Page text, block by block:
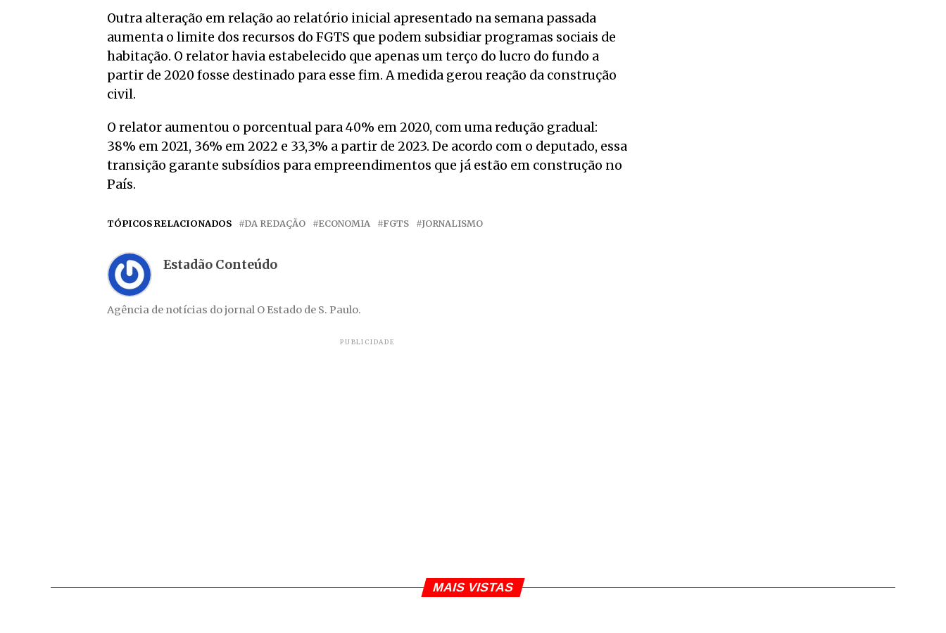
Outra alteração em relação ao relatório inicial apresentado na semana passada
aumenta o limite dos recursos do FGTS que podem subsidiar programas sociais de
habitação. O relator havia estabelecido que apenas um terço do lucro do fundo a
partir de 2020 fosse destinado para esse fim. A medida gerou reação da construção
civil.
O relator aumentou o porcentual para 40% em 2020, com uma redução gradual:
38% em 2021, 36% em 2022 e 33,3% a partir de 2023. De acordo com o deputado, essa
transição garante subsídios para empreendimentos que já estão em construção no
País.
TÓPICOS RELACIONADOS DA REDAÇÃO ECONOMIA FGTS JORNALISMO
Estadão Conteúdo
Agência de notícias do jornal O Estado de S. Paulo.
PUBLICIDADE
MAIS VISTAS